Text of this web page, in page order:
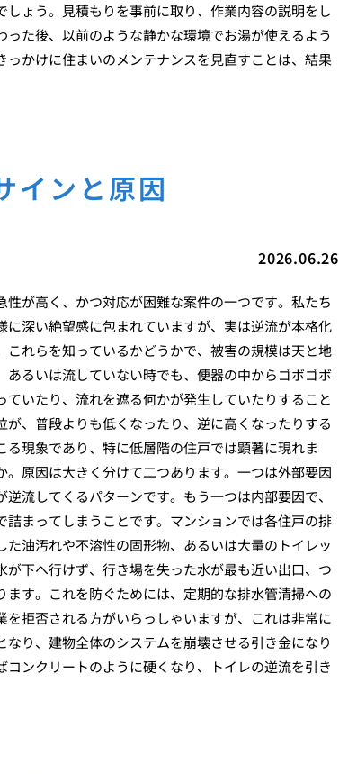
ょう。見積もりを事前に取り、作業内容の説明をし
た後、以前のような静かな環境でお湯が使えるよう
かけに住まいのメンテナンスを見直すことは、結果
インと原因
2026.06.26
が高く、かつ対応が困難な案件の一つです。私たち
深い絶望感に包まれていますが、実は逆流が本格化
れらを知っているかどうかで、被害の規模は天と地
るいは流していない時でも、便器の中からゴボゴボ
いたり、流れを遮る何かが発生していたりすること
、普段よりも低くなったり、逆に高くなったりする
現象であり、特に低層階の住戸では顕著に現れま
原因は大きく分けて二つあります。一つは外部要因
流してくるパターンです。もう一つは内部要因で、
まってしまうことです。マンションでは各住戸の排
油汚れや不溶性の固形物、あるいは大量のトイレッ
下へ行けず、行き場を失った水が最も近い出口、つ
す。これを防ぐためには、定期的な排水管清掃への
拒否される方がいらっしゃいますが、これは非常に
り、建物全体のシステムを崩壊させる引き金になり
ンクリートのように硬くなり、トイレの逆流を引き